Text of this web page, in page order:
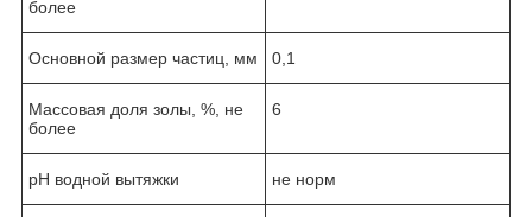
более
Основной размер частиц, мм 0,1
Массовая доля золы, %, не
более
6
pH водной вытяжки не норм